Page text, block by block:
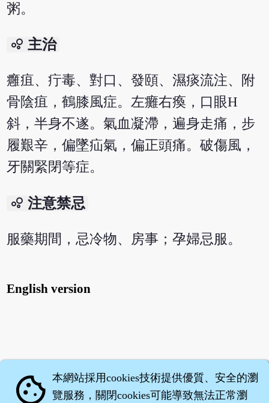
粥。
bubble_chart 主治
癰疽、疔毒、對口、發頤、濕痰流注、附
骨陰疽，鶴膝風症。左癱右瘓，口眼Н
斜，半身不遂。氣血凝滯，遍身走痛，步
履艱辛，偏墜疝氣，偏正頭痛。破傷風，
牙關緊閉等症。
bubble_chart 注意禁忌
服藥期間，忌冷物、房事；孕婦忌服。
English version
cookie 本網站採用cookies技術提供優質、安全的瀏
覽服務，關閉cookies可能導致無法正常瀏